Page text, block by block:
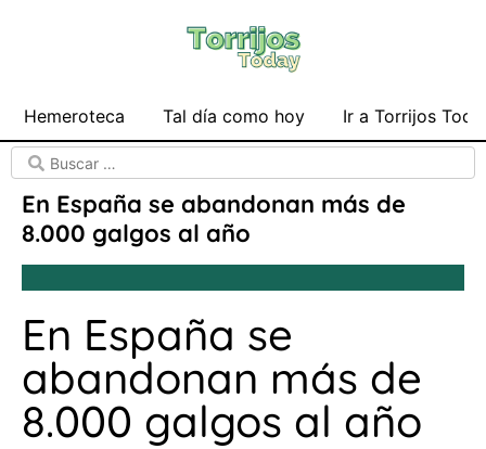
Hemeroteca Tal día como hoy Ir a Torrijos
En España se abandonan más de
8.000 galgos al año
En España se
abandonan más de
8.000 galgos al año